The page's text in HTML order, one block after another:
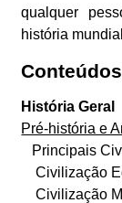
qualquer
história
Conteúdos
História Geral
Pré-história e
Principais
Civilização
Civilização